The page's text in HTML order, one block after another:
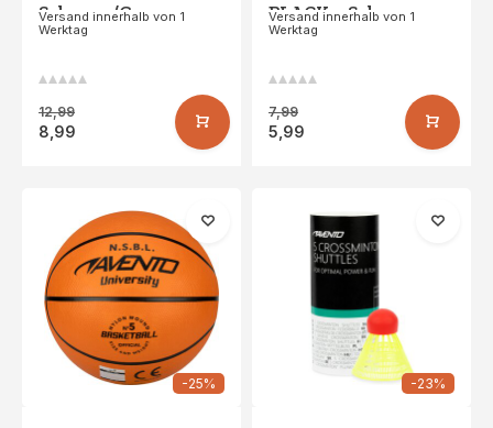
Schwarz/Grau
Versand innerhalb von 1
Werktag
12,99
8,99
BLACK – Schwarz
Versand innerhalb von 1
Werktag
7,99
5,99
-25% -23%